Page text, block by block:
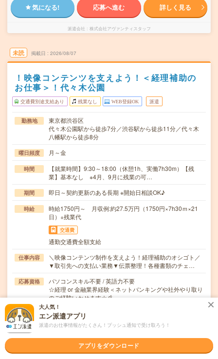
気になる! 応募へ進む 詳しく見る
派遣会社 株式会社アヴァンティスタッフ
未読 掲載日 2026/08/07
！映像コンテンツを支えよう！＜経理補助の
お仕事＞！代々木公園
交通費別途支給あり 残業なし WEB登録OK 派遣
勤務地
東京都渋谷区
代々木公園駅から徒歩7分／渋谷駅から徒歩11分／代々木
八幡駅から徒歩8分
曜日頻度 月～金
時間
【就業時間】9:30～18:00（休憩1h、実働7h30m）【残
業】基本なし ※4月、9月に残業の可…
期間 即日～契約更新のある長期 ※開始日相談OK♪
時給
時給1750円～ 月収例:約27.5万円（1750円×7h30ｍ×21
日）+残業代
交通費
通勤交通費全額支給
仕事内容
＼映像コンテンツ制作を支えよう！経理補助のオシゴト／
▼取引先への支払い業務▼伝票整理！各種書類のチェ…
応募資格
パソコンスキル不要 / 英語力不要
☆経理 or 金融業界経験＜ネットバンキングや社外やり取り
のご経験いかせます☆彡
職場の雰囲気
年齢層
30代 40代
大人気！
エン派遣アプリ
派遣のお仕事情報がたくさん！プッシュ通知で受け取ろう！
アプリをダウンロード